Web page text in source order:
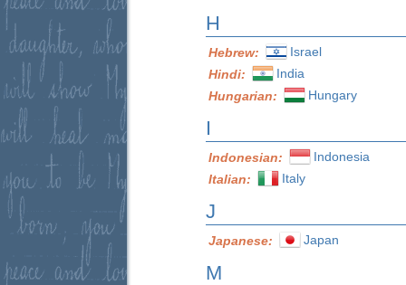
H
Hebrew:
Israel
Hindi:
India
Hungarian:
Hungary
I
Indonesian:
Indonesia
Italian:
Italy
J
Japanese: Japan
M